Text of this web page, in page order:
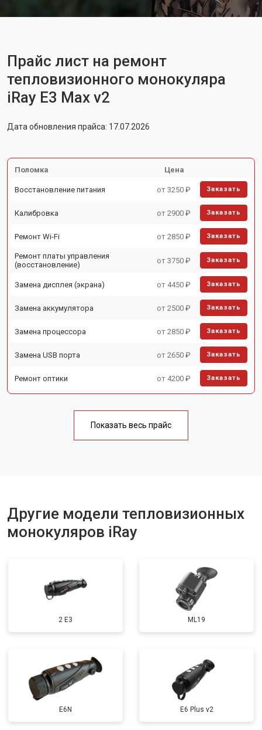
Прайс лист на ремонт
тепловизионного монокуляра
iRay E3 Max v2
Дата обновления прайса: 17.07.2026
Поломка Цена
Восстановление питания от 3250 ₽ Заказать
Калибровка от 2900 ₽ Заказать
Ремонт Wi-Fi от 2850 ₽ Заказать
Ремонт платы управления
(восстановление)
от 3750 ₽ Заказать
Замена дисплея (экрана) от 4450 ₽ Заказать
Замена аккумулятора от 2500 ₽ Заказать
Замена процессора от 2850 ₽ Заказать
Замена USB порта от 2650 ₽ Заказать
Ремонт оптики от 4200 ₽ Заказать
Показать весь прайс
Другие модели тепловизионных
монокуляров iRay
2 E3 ML19
E6N E6 Plus v2